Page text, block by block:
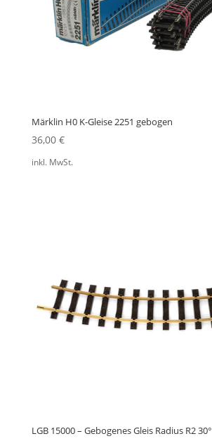
Märklin H0 K-Gleise 2251 gebogen
36,00 €
inkl. MwSt.
LGB 15000 – Gebogenes Gleis Radius R2 30°